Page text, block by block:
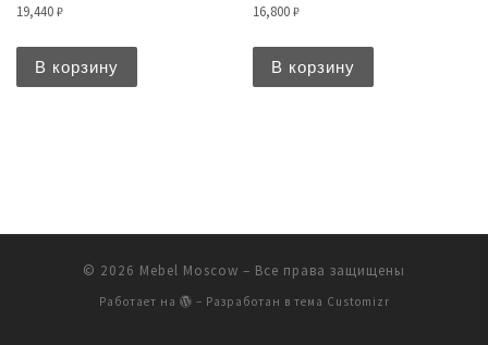
19,440₽
В корзину
16,800₽
В корзину
© 2026 Mebel Moscow – Все права защищены
Работает на – Разработан в тема Customizr